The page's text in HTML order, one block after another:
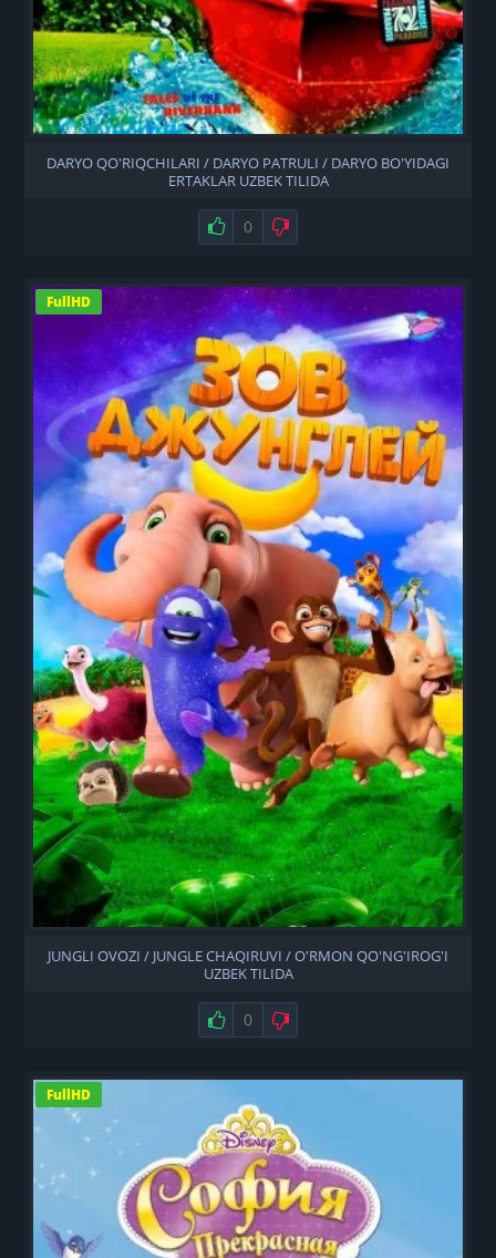
DARYO QO'RIQCHILARI / DARYO PATRULI / DARYO BO'YIDAGI
ERTAKLAR UZBEK TILIDA
Нравится
0 Не нравится
FullHD
JUNGLI OVOZI / JUNGLE CHAQIRUVI / O'RMON QO'NG'IROG'I
UZBEK TILIDA
Нравится
0 Не нравится
FullHD